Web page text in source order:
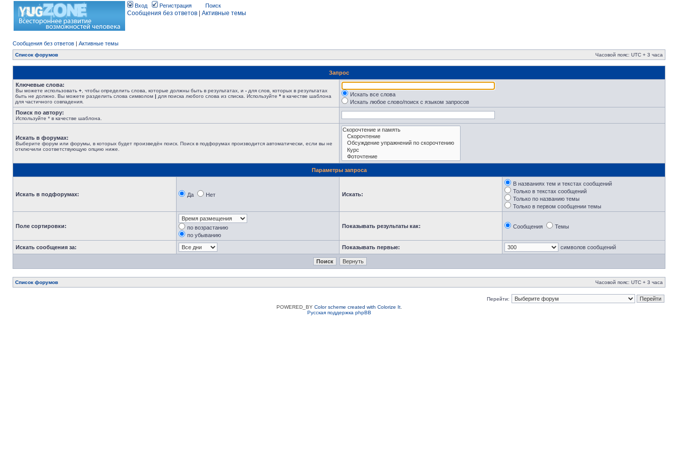
Вход Регистрация Поиск
Сообщения без ответов Активные темы
Сообщения без ответов | Активные темы
Список форумов Часовой пояс: UTC + 3 часа
Запрос
Ключевые слова:
Вы можете использовать + , чтобы определить слова, которые должны быть в результатах, и - для слов, которых в результатах
быть не должно. Вы можете разделить слова символом | для поиска любого слова из списка. Используйте * в качестве шаблона
для частичного совпадения.
Искать все слова
Искать любое слово/поиск с языком запросов
Поиск по автору:
Используйте * в качестве шаблона.
Искать в форумах:
Выберите форум или форумы, в которых будет произведён поиск. Поиск в подфорумах производится автоматически, если вы не
отключили соответствующую опцию ниже.
Параметры запроса
Искать в подфорумах: Да Нет Искать:
В названиях тем и текстах сообщений
Только в текстах сообщений
Только по названию темы
Только в первом сообщении темы
Поле сортировки:
по возрастанию
по убыванию
Показывать результаты как: Сообщения Темы
Искать сообщения за: Показывать первые: символов сообщений
Список форумов Часовой пояс: UTC + 3 часа
Перейти:
POWERED_BY Color scheme created with Colorize It.
Русская поддержка phpBB